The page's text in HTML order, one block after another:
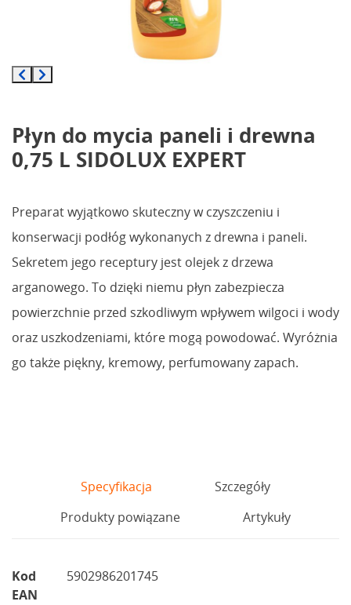
Płyn do mycia paneli i drewna
0,75 L SIDOLUX EXPERT
Preparat wyjątkowo skuteczny w czyszczeniu i
konserwacji podłóg wykonanych z drewna i paneli.
Sekretem jego receptury jest olejek z drzewa
arganowego. To dzięki niemu płyn zabezpiecza
powierzchnie przed szkodliwym wpływem wilgoci i wody
oraz uszkodzeniami, które mogą powodować. Wyróżnia
go także piękny, kremowy, perfumowany zapach.
Specyfikacja
Szczegóły
Produkty powiązane
Artykuły
Kod
EAN
5902986201745